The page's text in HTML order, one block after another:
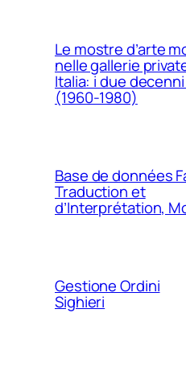
Le mostre d’arte
nelle gallerie
Italia: i due
(1960-1980)
Base de données
Traduction et
d’Interprétation,
Gestione Ordini
Sighieri